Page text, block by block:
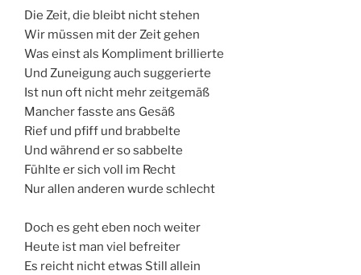
Die Zeit, die bleibt nicht stehen
Wir müssen mit der Zeit gehen
Was einst als Kompliment brillierte
Und Zuneigung auch suggerierte
Ist nun oft nicht mehr zeitgemäß
Mancher fasste ans Gesäß
Rief und pfiff und brabbelte
Und während er so sabbelte
Fühlte er sich voll im Recht
Nur allen anderen wurde schlecht
Doch es geht eben noch weiter
Heute ist man viel befreiter
Es reicht nicht etwas Still allein